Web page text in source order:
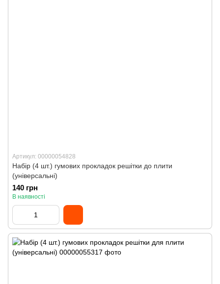
Артикул: 00000054828
Набір (4 шт.) гумових прокладок решітки до плити
(універсальні)
140 грн
В наявності